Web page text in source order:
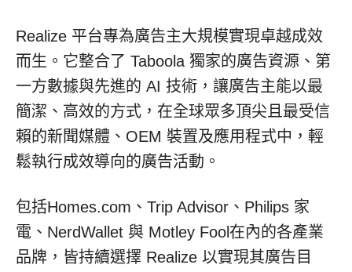
Realize 平台專為廣告主大規模實現卓越成效
而生。它整合了 Taboola 獨家的廣告資源、第
一方數據與先進的 AI 技術，讓廣告主能以最
簡潔、高效的方式，在全球眾多頂尖且最受信
賴的新聞媒體、OEM 裝置及應用程式中，輕
鬆執行成效導向的廣告活動。
包括Homes.com、Trip Advisor、Philips 家
電、NerdWallet 與 Motley Fool在內的各產業
品牌，皆持續選擇 Realize 以實現其廣告目